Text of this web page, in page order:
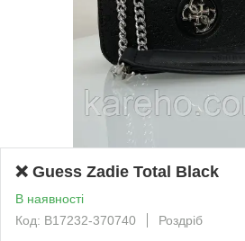
❌ Guess Zadie Total Black
В наявності
Код: B17232-370740
Роздріб